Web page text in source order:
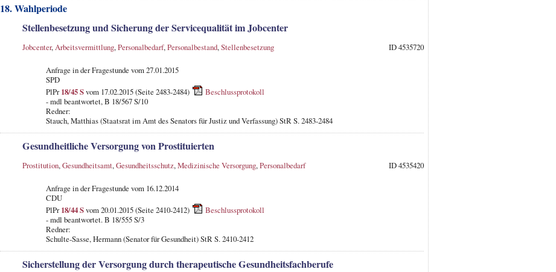
18. Wahlperiode
Stellenbesetzung und Sicherung der Servicequalität im Jobcenter
Jobcenter,Arbeitsvermittlung,Personalbedarf,Personalbestand,Stellenbesetzung ID 4535720
Anfrage in der Fragestunde vom 27.01.2015
SPD
PlPr18/45 Svom 17.02.2015 (Seite 2483-2484)
Beschlussprotokoll
- mdl beantwortet, B 18/567 S/10
Redner:
Stauch, Matthias (Staatsrat im Amt des Senators für Justiz und Verfassung) StR S. 2483-2484
Gesundheitliche Versorgung von Prostituierten
Prostitution,Gesundheitsamt,Gesundheitsschutz,Medizinische Versorgung,Personalbedarf ID 4535420
Anfrage in der Fragestunde vom 16.12.2014
CDU
PlPr18/44 Svom 20.01.2015 (Seite 2410-2412)
Beschlussprotokoll
- mdl beantwortet. B 18/555 S/3
Redner:
Schulte-Sasse, Hermann (Senator für Gesundheit) StR S. 2410-2412
Sicherstellung der Versorgung durch therapeutische Gesundheitsfachberufe